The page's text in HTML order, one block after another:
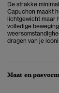
De strakke
Capuchon maakt
lichtgewicht maar
volledige
dragen van je
Maat en